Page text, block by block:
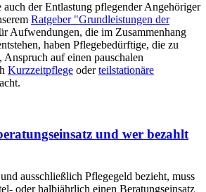
der Entlastung pflegender Angehöriger
Ratgeber "Grundleistungen der
Aufwendungen, die im Zusammenhang
haben Pflegebedürftige, die zu
auf einen pauschalen
Kurzzeitpflege oderteilstationäre
und wer bezahlt
ausschließlich Pflegegeld bezieht, muss
oder halbjährlich einen Beratungseinsatz